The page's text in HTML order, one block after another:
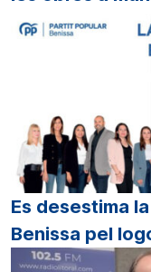
Es desestima
Benissa pel